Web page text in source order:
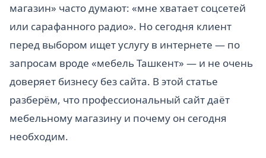
магазин» часто думают: «мне хватает соцсетей
или сарафанного радио». Но сегодня клиент
перед выбором ищет услугу в интернете — по
запросам вроде «мебель Ташкент» — и не очень
доверяет бизнесу без сайта. В этой статье
разберём, что профессиональный сайт даёт
мебельному магазину и почему он сегодня
необходим.